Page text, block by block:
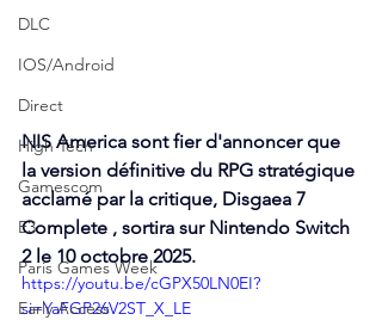
DLC
IOS/Android
Direct
High Tech
Gamescom
E3
Paris Games Week
Early Access
NIS America sont fier d'annoncer que
la version définitive du RPG stratégique
acclamé par la critique, Disgaea 7
Complete , sortira sur Nintendo Switch
2 le 10 octobre 2025.
https://youtu.be/cGPX50LN0EI?
si=YaFGP26V2ST_X_LE